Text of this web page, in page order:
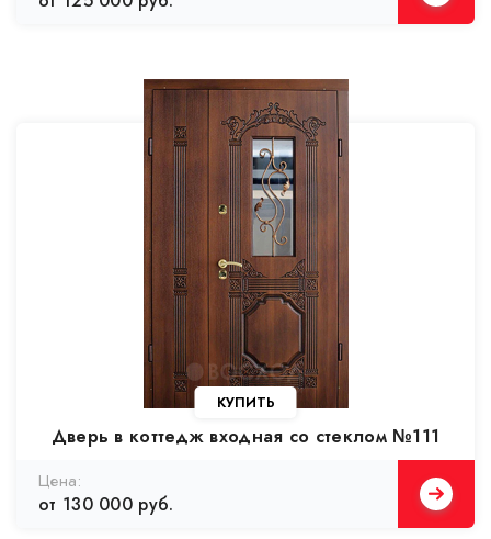
Дверь в коттедж входная со стеклом №111
от 130 000 руб.